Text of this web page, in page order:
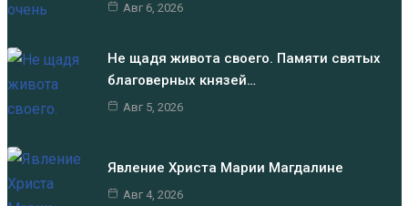
Авг 6, 2026
Не щадя живота своего. Памяти святых
благоверных князей…
Авг 5, 2026
Явление Христа Марии Магдалине
Авг 4, 2026